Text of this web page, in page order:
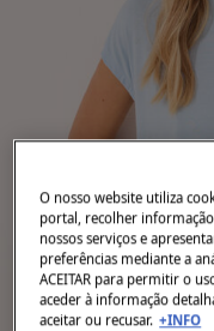
O nosso website utiliza
portal, recolher
nossos serviços e
preferências mediante a
ACEITAR para permitir o
aceder à informação
aceitar ou recusar. +INFO